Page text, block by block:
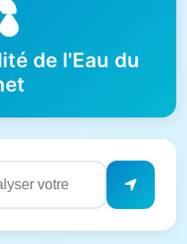
de l'Eau du